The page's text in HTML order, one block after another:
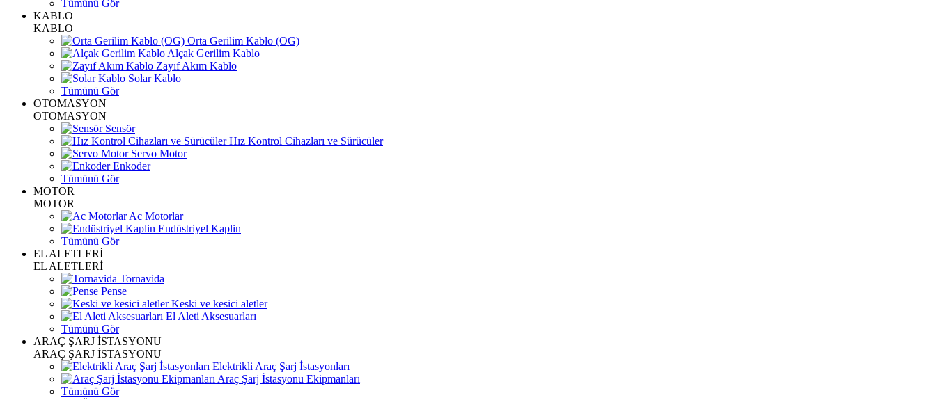
Tümünü Gör
KABLO
KABLO
Orta Gerilim Kablo (OG)
Alçak Gerilim Kablo
Zayıf Akım Kablo
Solar Kablo
Tümünü Gör
OTOMASYON
OTOMASYON
Sensör
Hız Kontrol Cihazları ve Sürücüler
Servo Motor
Enkoder
Tümünü Gör
MOTOR
MOTOR
Ac Motorlar
Endüstriyel Kaplin
Tümünü Gör
EL ALETLERİ
EL ALETLERİ
Tornavida
Pense
Keski ve kesici aletler
El Aleti Aksesuarları
Tümünü Gör
ARAÇ ŞARJ İSTASYONU
ARAÇ ŞARJ İSTASYONU
Elektrikli Araç Şarj İstasyonları
Araç Şarj İstasyonu Ekipmanları
Tümünü Gör